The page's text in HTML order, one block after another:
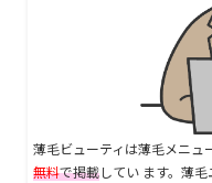
薄毛ビューティは薄毛メニュ
無料で掲載してい ます。薄